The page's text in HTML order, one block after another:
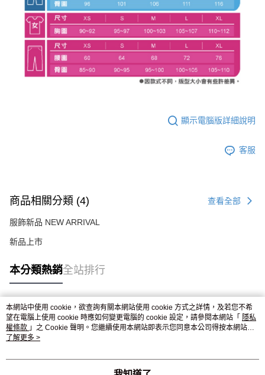
顯示電腦版詳細說明
客服
商品相關分類 (4) 查看全部
服飾新品 NEW ARRIVAL
新品上市
本分類熱銷全站排行
熱門標籤
本網站中使用 cookie，欲查詢有關本網站使用 cookie 方式之詳情，及若您不希
望在電腦上使用 cookie 時應如何變更電腦的 cookie 設定，請參閱本網站「 隱私
權條款 」之 Cookie 聲明。您繼續使用本網站即表示您同意本公司得按本網站使
用條款之 Cookie 聲明使用 cookie。
了解更多 >